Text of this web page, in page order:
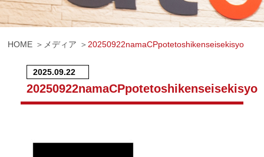
HOME メディア 20250922namaCPpotetoshikenseisekisyo
2025.09.22
20250922namaCPpotetoshikenseisekisyo